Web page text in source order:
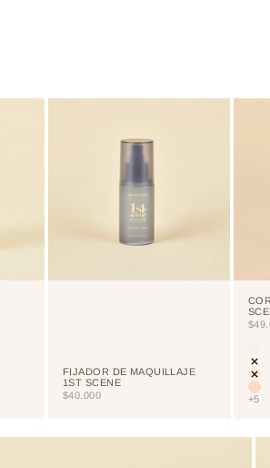
FIJADOR DE MAQUILLAJE
1ST SCENE
PRECIO DE OFERTA
$40.000 +5